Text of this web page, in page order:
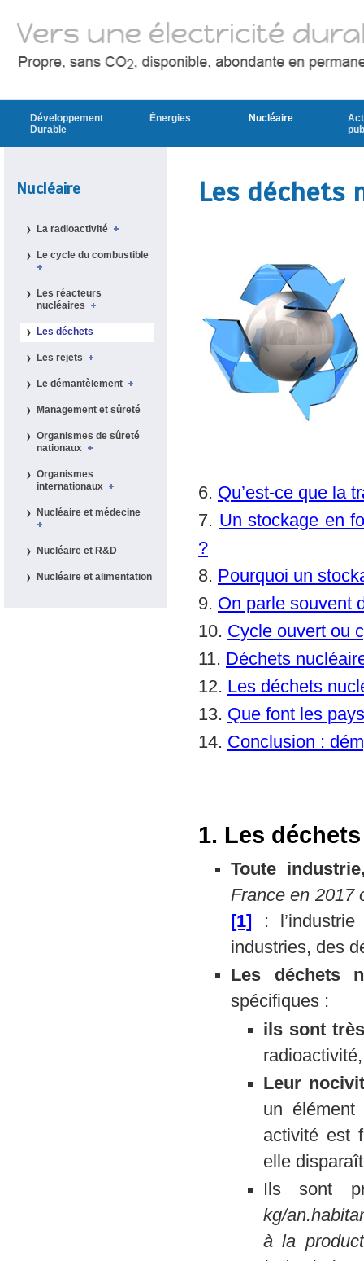
Nucléaire
La radioactivité
Le cycle du combustible
Les réacteurs
nucléaires
Les déchets
Les rejets
Le démantèlement
Management et sûreté
Organismes de sûreté
nationaux
Organismes
internationaux
Nucléaire et médecine
Nucléaire et R&D
Nucléaire et alimentation
Les déchets
6. Qu’est-ce que la
7. Un stockage en
?
8. Pourquoi un
9. On parle souvent
10. Cycle ouvert ou
11. Déchets
12. Les déchets
13. Que font les
14. Conclusion :
1. Les
Toute
France en 2017
[1]
:
industries, des
Les déchets
spécifiques :
ils sont
radioactivité,
Leur
un
activité est
elle
Ils sont
kg/
à la
Développement
Durable
Énergies Nucléaire